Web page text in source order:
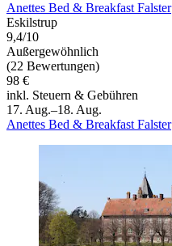
Anettes Bed & Breakfast Falster
Eskilstrup
9,4/10
Außergewöhnlich
(22 Bewertungen)
98 €
inkl. Steuern & Gebühren
17. Aug.–18. Aug.
Anettes Bed & Breakfast Falster